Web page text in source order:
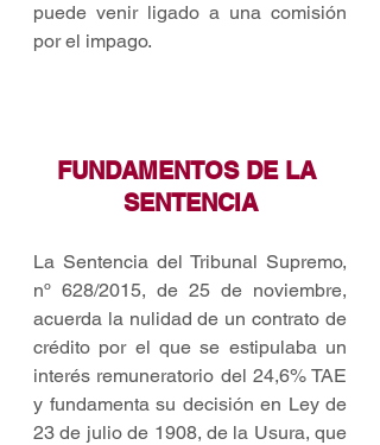
puede venir ligado a una comisión
por el impago.
FUNDAMENTOS DE LA
SENTENCIA
La Sentencia del Tribunal Supremo,
nº 628/2015, de 25 de noviembre,
acuerda la nulidad de un contrato de
crédito por el que se estipulaba un
interés remuneratorio del 24,6% TAE
y fundamenta su decisión en Ley de
23 de julio de 1908, de la Usura, que